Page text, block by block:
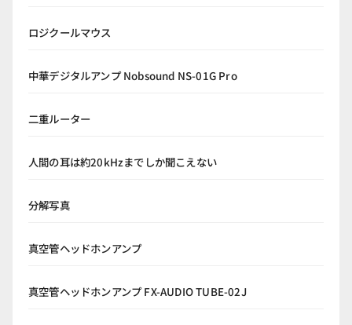
ロジクールマウス
中華デジタルアンプ Nobsound NS-01G Pro
二重ルーター
人間の耳は約20kHzまでしか聞こえない
分解写真
真空管ヘッドホンアンプ
真空管ヘッドホンアンプ FX-AUDIO TUBE-02J